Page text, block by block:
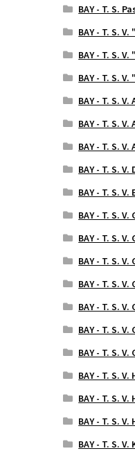
BAY - T. S.
BAY - T. S.
BAY - T. S.
BAY - T. S.
BAY - T. S. V.
BAY - T. S.
BAY - T. S.
BAY - T. S.
BAY - T. S. V.
BAY - T. S.
BAY - T. S.
BAY - T. S.
BAY - T. S.
BAY - T. S.
BAY - T. S.
BAY - T. S.
BAY - T. S.
BAY - T. S.
BAY - T. S.
BAY - T. S.